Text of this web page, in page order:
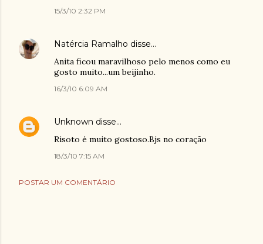
15/3/10 2:32 PM
Natércia Ramalho disse…
Anita ficou maravilhoso pelo menos como eu
gosto muito...um beijinho.
16/3/10 6:09 AM
Unknown disse…
Risoto é muito gostoso.Bjs no coração
18/3/10 7:15 AM
POSTAR UM COMENTÁRIO